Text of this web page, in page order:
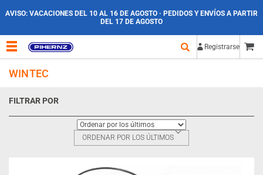
AVISO: VACACIONES DEL 10 AL 16 DE AGOSTO · PEDIDOS Y ENVÍOS A PARTIR
DEL 17 DE AGOSTO
Registrarse
WINTEC
FILTRAR POR
ORDENAR POR LOS ÚLTIMOS